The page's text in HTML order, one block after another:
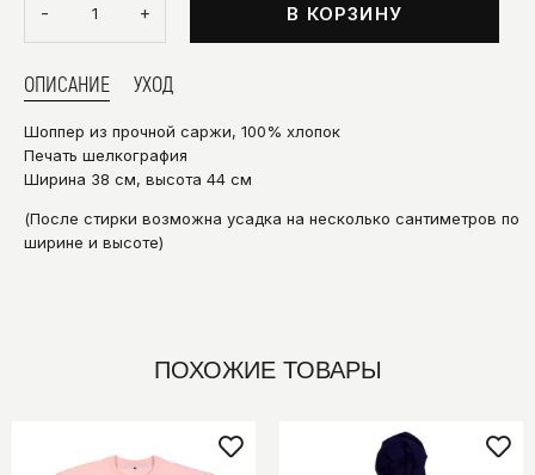
- + В КОРЗИНУ
ОПИСАНИЕ
Шоппер из прочной саржи, 100% хлопок
Печать шелкография
Ширина 38 см, высота 44 см
(После стирки возможна усадка на несколько сантиметров по
ширине и высоте)
УХОД
ПОХОЖИЕ ТОВАРЫ